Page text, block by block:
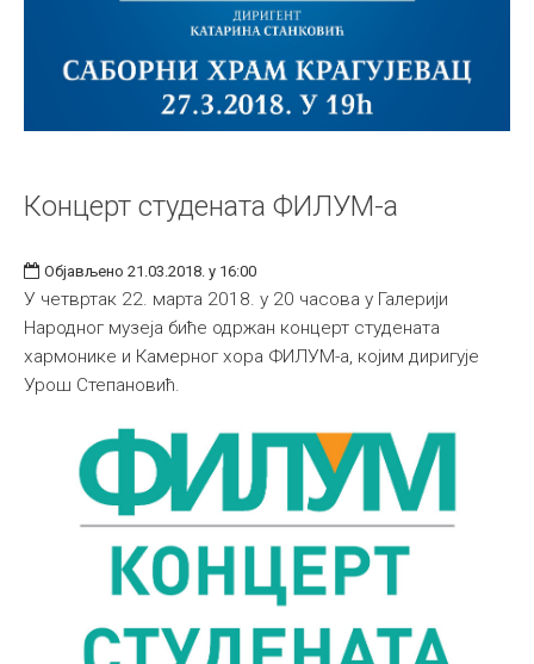
Концерт студената ФИЛУМ-а
Објављено 21.03.2018. у 16:00
У четвртак 22. марта 2018. у 20 часова у Галерији
Народног музеја биће одржан концерт студената
хармонике и Камерног хора ФИЛУМ-а, којим диригује
Урош Степановић.